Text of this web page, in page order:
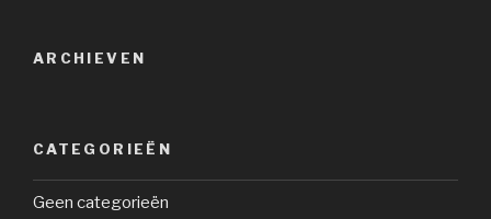
ARCHIEVEN
CATEGORIEËN
Geen categorieën